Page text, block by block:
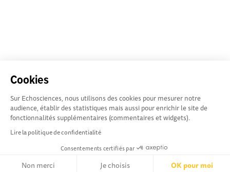
Cookies
Sur Echosciences, nous utilisons des cookies pour mesurer notre
audience, établir des statistiques mais aussi pour enrichir le site de
fonctionnalités supplémentaires (commentaires et widgets).
Lire la politique de confidentialité
Consentements certifiés par
Non merci Je choisis OK pour moi